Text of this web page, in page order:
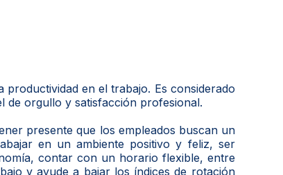
en el trabajo. Es considerado
de orgullo y satisfacción profesional.
presente que los empleados buscan un
en un ambiente positivo y feliz, ser
contar con un horario flexible, entre
y ayude a bajar los índices de rotación